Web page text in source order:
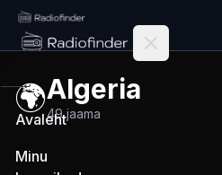
Radiofinder home
Avaleht
Minu
🌍Algeria
49 jaama